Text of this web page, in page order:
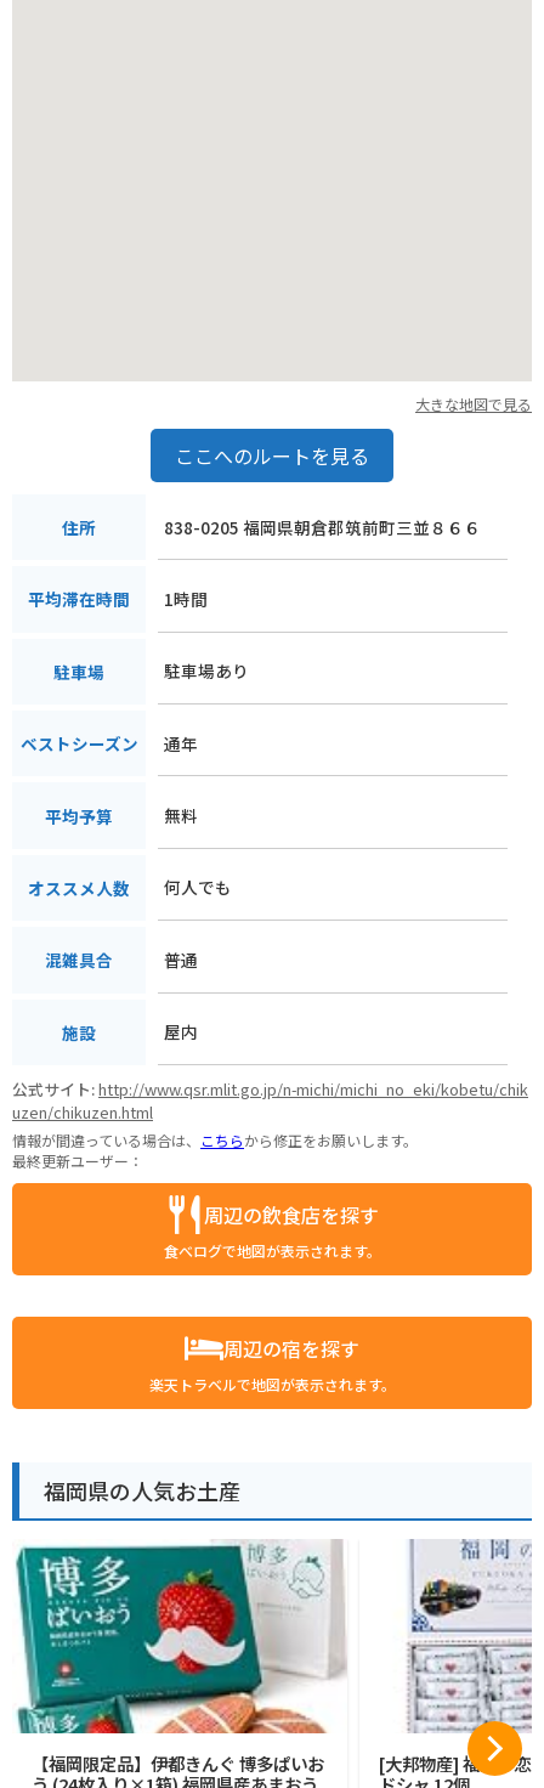
大きな地図で見る
ここへのルートを見る
住所 838-0205 福岡県朝倉郡筑前町三並８６６
平均滞在時間 1時間
駐車場 駐車場あり
ベストシーズン 通年
平均予算 無料
オススメ人数 何人でも
混雑具合 普通
施設 屋内
公式サイト:http://www.qsr.mlit.go.jp/n-michi/michi_no_eki/kobetu/chik
uzen/chikuzen.html
情報が間違っている場合は、 こちらから修正をお願いします。
最終更新ユーザー：
周辺の飲食店を探す
食べログで地図が表示されます。
周辺の宿を探す
楽天トラベルで地図が表示されます。
福岡県の人気お土産
【福岡限定品】伊都きんぐ 博多ぱいお
[大邦物産] 福岡の恋